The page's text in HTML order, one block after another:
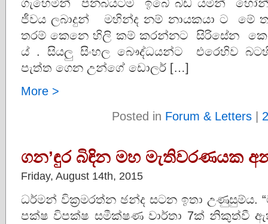
ජීවය ලබාදුන් මහින්ද නම් නායකයා ට මේ
තරම් කෙනෙ හිලි කම් කරන්නට සිරිසේන
ය් . සියලු සිංහල බෞද්ධයන්ට එරෙහිව
පැත්ත ගෙන උන්ගේ ඩොලර් […]
More >
Posted in Forum & Letters|
ගන’ඳුර බිඳින මහ මැතිවරණයක
Friday, August 14th, 2015
ධර්මන් වික්‍රමරත්න ඡන්ද සටන ඉතා උණුසුම්ය.
පක්ෂ විපක්ෂ සමීක්ෂණ වාර්තා 7ක් නිකුත්වී